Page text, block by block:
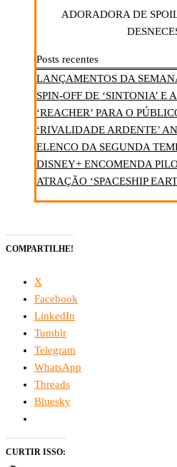
ADORADORA DE
Posts recentes
LANÇAMENTOS DA
SPIN-OFF DE ‘SINTONIA’ E
‘REACHER’ PARA O
‘RIVALIDADE ARDENTE’
ELENCO DA SEGUNDA
DISNEY+ ENCOMENDA
ATRAÇÃO ‘SPACESHIP
COMPARTILHE!
X
Facebook
LinkedIn
Tumblr
Telegram
WhatsApp
Threads
Bluesky
CURTIR ISSO: